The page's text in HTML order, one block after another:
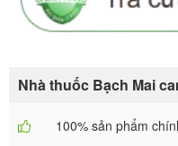
Nhà thuốc Bạch Mai
100% sản phẩm